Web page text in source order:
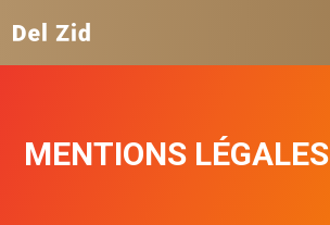
MENTIONS LÉGALES